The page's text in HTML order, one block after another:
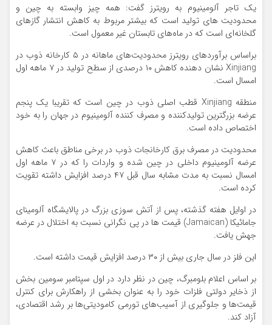
یک تاجر آلومینیوم به رویترز گفت: همه چیز وابسته به چین و
محدودیت های تولید است که بیشتر مربوط به کاهش انتشار گازهای
گلخانه‌ای است که در ماه‌های تابستان غیر معمول است.
براساس برآوردهای رویترز محدودیت‌های ماهانه در ۵ کارخانه ذوب در
Xinjiang نشان دهنده کاهش ۱۰ درصدی از سطح تولید در ۷ ماهه اول
امسال است.
منطقه Xinjiang قطب اصلی ذوب در چین است که تقریبا یک پنجم
عرضه بزرگترین تولیدکننده و مصرف کننده آلومینیوم در جهان را به خود
اختصاص داده است.
محدودیت در مصرف برق کارخانجات ذوب در برخی مناطق باعث کاهش
عرضه آلومینیوم داخلی در چین شده و واردات را که در ۷ ماهه اول
امسال نسبت به مدت مشابه سال قبل ۴۷ درصد افزایش داشته تقویت
کرده است.
در اوایل هفته گذشته، پس از آتش سوزی بزرگ در پالایشگاه آلومینای
جامائیکا (Jamaican) قیمت ها در پی نگرانی نسبت به اختلال در عرضه
جهش یافت.
این فلز در سال جاری بیش از ۳۰ درصد افزایش قیمت داشته است.
بر اساس اعلام بلومبرگ، چین در نظر دارد در اول سپتامبر سومین بخش
از ذخایر دولتی فلزات خود را به عنوان بخشی از راهکارش برای کنترل
قیمت‌ها و جلوگیری از آسیب‌های تورمی کامودیتی‌ها بر رشد اقتصادی،
آزاد کند.